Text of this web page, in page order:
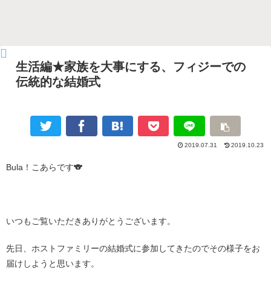
生活編★家族を大事にする、フィジーでの
伝統的な結婚式
2019.07.31 2019.10.23
Bula！こあらです🐨
いつもご覧いただきありがとうございます。
先日、ホストファミリーの結婚式に参加してきたのでその様子をお
届けしようと思います。